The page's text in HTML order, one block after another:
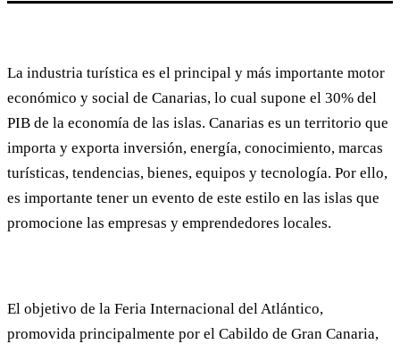
La industria turística es el principal y más importante motor
económico y social de Canarias, lo cual supone el 30% del
PIB de la economía de las islas. Canarias es un territorio que
importa y exporta inversión, energía, conocimiento, marcas
turísticas, tendencias, bienes, equipos y tecnología. Por ello,
es importante tener un evento de este estilo en las islas que
promocione las empresas y emprendedores locales.
El objetivo de la Feria Internacional del Atlántico,
promovida principalmente por el Cabildo de Gran Canaria,